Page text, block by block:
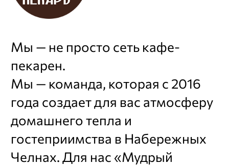
Мы — не просто сеть кафе-
пекарен.
Мы — команда, которая с 2016
года создает для вас атмосферу
домашнего тепла и
гостеприимства в Набережных
Челнах. Для нас «Мудрый